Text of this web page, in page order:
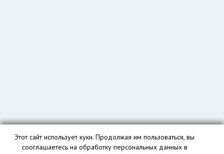
Этот сайт использует куки. Продолжая им пользоваться, вы
сооглашаетесь на обработку персональных данных в